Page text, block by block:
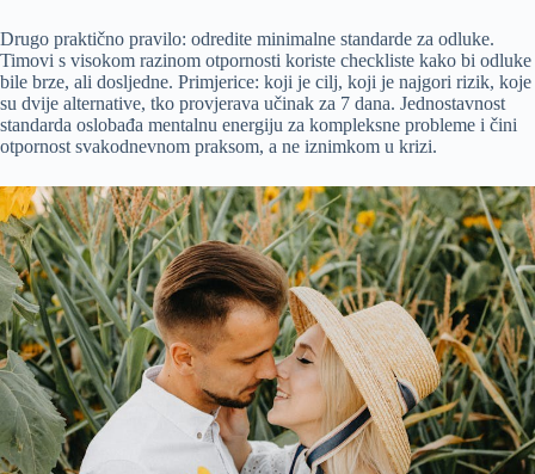
Drugo praktično pravilo: odredite minimalne standarde za odluke.
Timovi s visokom razinom otpornosti koriste checkliste kako bi odluke
bile brze, ali dosljedne. Primjerice: koji je cilj, koji je najgori rizik, koje
su dvije alternative, tko provjerava učinak za 7 dana. Jednostavnost
standarda oslobađa mentalnu energiju za kompleksne probleme i čini
otpornost svakodnevnom praksom, a ne iznimkom u krizi.